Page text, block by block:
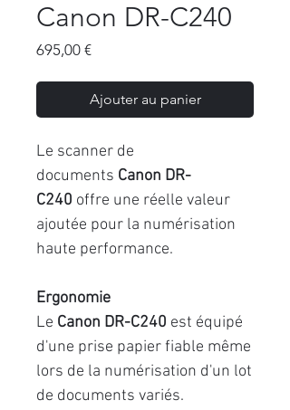
Canon DR-C240
695,00 €Prix
Ajouter au panier
Le scanner de
documents Canon DR-
C240 offre une réelle valeur
ajoutée pour la numérisation
haute performance.
Ergonomie
Le Canon DR-C240 est équipé
d'une prise papier fiable même
lors de la numérisation d'un lot
de documents variés.